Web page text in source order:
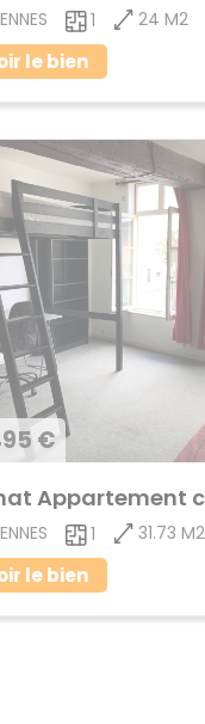
1 24 M2
le bien
€
1 31.73 M2
le bien